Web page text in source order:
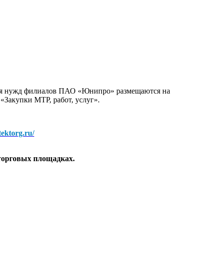
нужд филиалов ПАО «Юнипро» размещаются на
«Закупки МТР, работ, услуг».
площадках.